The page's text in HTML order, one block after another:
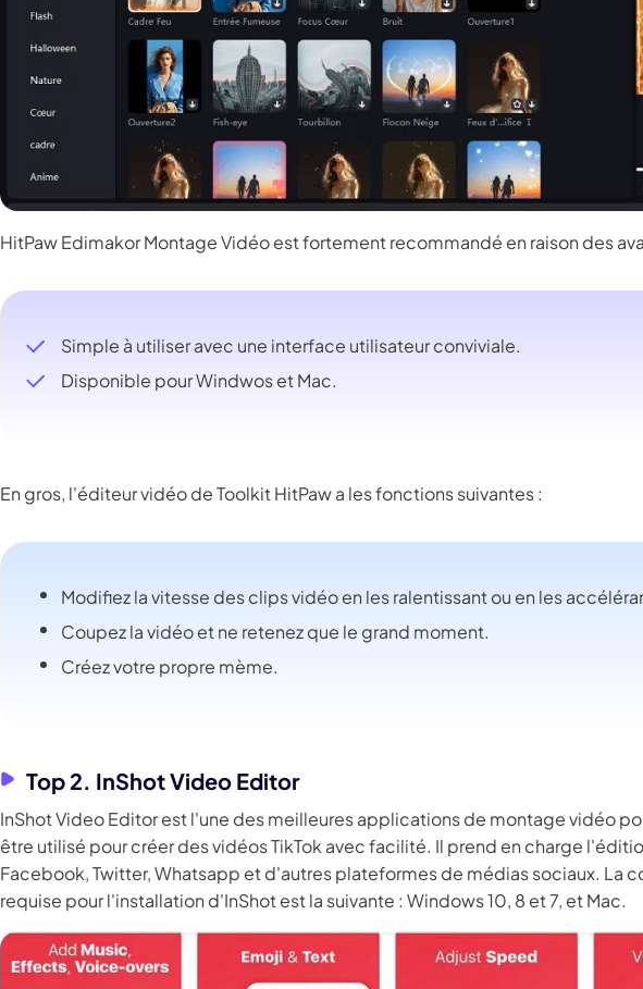
HitPaw Edimakor Montage Vidéo est fortement recommandé en raison des
Simple à utiliser avec une interface utilisateur conviviale.
Disponible pour Windwos et Mac.
En gros, l'éditeur vidéo de Toolkit HitPaw a les fonctions suivantes :
Modifiez la vitesse des clips vidéo en les ralentissant ou en les
Coupez la vidéo et ne retenez que le grand moment.
Créez votre propre mème.
Top 2. InShot Video Editor
InShot Video Editor est l'une des meilleures applications de montage vidéo
être utilisé pour créer des vidéos TikTok avec facilité. Il prend en charge
Facebook, Twitter, Whatsapp et d'autres plateformes de médias sociaux. La
requise pour l'installation d'InShot est la suivante : Windows 10, 8 et 7, et Mac.
Kling 3.0 sur Edimakor Hot
Transformez n'importe quelle photo en uneVidéo de danse IA
avec du
du mouvement.
Essayez